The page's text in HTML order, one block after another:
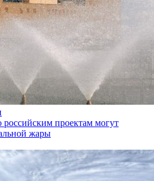
проектам могут
жары